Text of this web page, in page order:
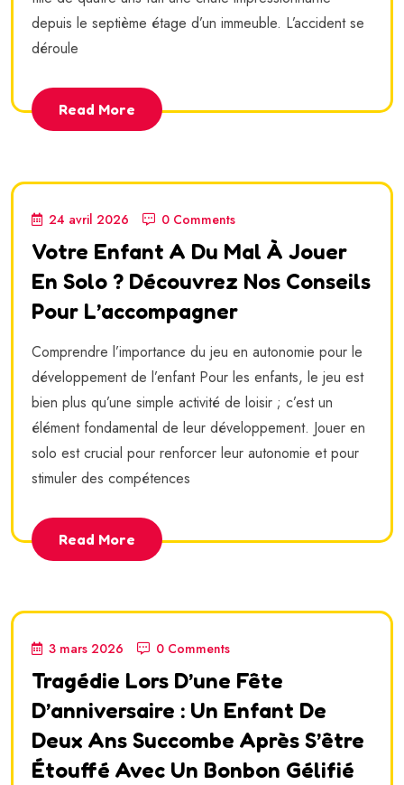
depuis le septième étage d’un immeuble. L’accident se
déroule
Read More
24 avril 2026 0 Comments
Votre Enfant A Du Mal À Jouer
En Solo ? Découvrez Nos Conseils
Pour L’accompagner
Comprendre l’importance du jeu en autonomie pour le
développement de l’enfant Pour les enfants, le jeu est
bien plus qu’une simple activité de loisir ; c’est un
élément fondamental de leur développement. Jouer en
solo est crucial pour renforcer leur autonomie et pour
stimuler des compétences
Read More
3 mars 2026 0 Comments
Tragédie Lors D’une Fête
D’anniversaire : Un Enfant De
Deux Ans Succombe Après S’être
Étouffé Avec Un Bonbon Gélifié